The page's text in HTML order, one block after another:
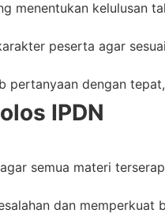
menentukan kelulusan
peserta agar
dengan
IPDN
semua materi
dan memperkuat